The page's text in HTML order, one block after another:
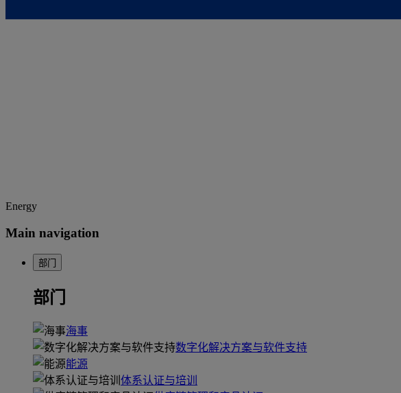
Energy
Main navigation
部门
部门
海事
数字化解决方案与软件支持
能源
体系认证与培训